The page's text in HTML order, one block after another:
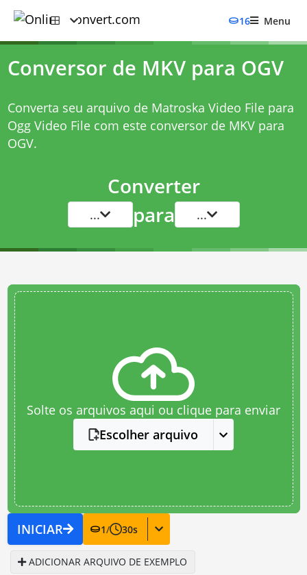
16 Menu
Conversor de MKV para OGV
Converta seu arquivo de Matroska Video File para
Ogg Video File com este conversor de MKV para
OGV.
Converter
... para ...
Solte os arquivos aqui ou clique para enviar
Escolher arquivo
INICIAR 1/ 30s
ADICIONAR ARQUIVO DE EXEMPLO